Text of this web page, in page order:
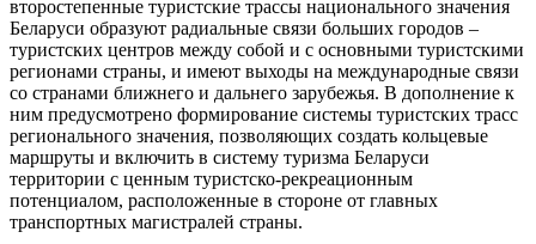
второстепенные туристские трассы национального значения
Беларуси образуют радиальные связи больших городов –
туристских центров между собой и с основными туристскими
регионами страны, и имеют выходы на международные связи
со странами ближнего и дальнего зарубежья. В дополнение к
ним предусмотрено формирование системы туристских трасс
регионального значения, позволяющих создать кольцевые
маршруты и включить в систему туризма Беларуси
территории с ценным туристско-рекреационным
потенциалом, расположенные в стороне от главных
транспортных магистралей страны.